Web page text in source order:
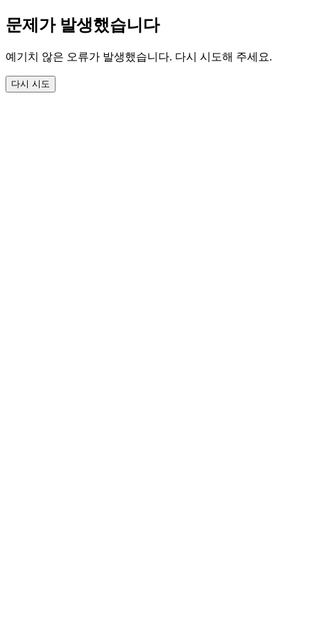
문제가 발생했습니다
예기치 않은 오류가 발생했습니다. 다시 시도해 주세요.
다시 시도